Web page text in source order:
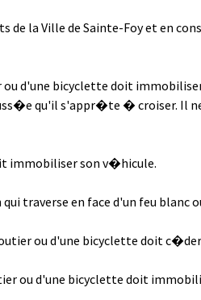
la Ville de Sainte-Foy et en
d'une bicyclette doit
qu'il s'appr�te � croiser. Il
immobiliser son v�hicule.
traverse en face d'un feu blanc
ou d'une bicyclette doit
ou d'une bicyclette doit